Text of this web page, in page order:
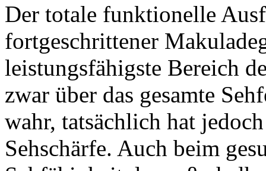
Der totale funktionelle
fortgeschrittener
leistungsfähigste Bereich
zwar über das gesamte
wahr, tatsächlich hat
Sehschärfe. Auch beim